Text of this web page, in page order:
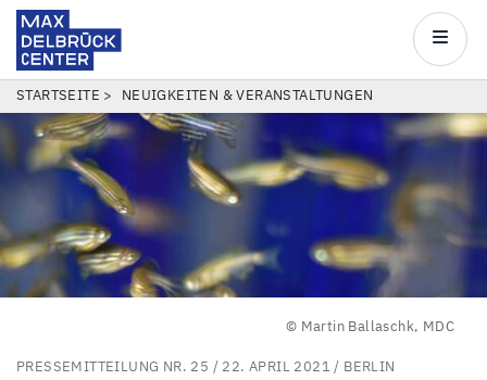
Direkt
zum
Inhalt
Center
Main
PFADNAVIGATION
STARTSEITE NEUIGKEITEN & VERANSTALTUNGEN
© Martin Ballaschk, MDC
PRESSEMITTEILUNG NR. 25 / 22. APRIL 2021 / BERLIN